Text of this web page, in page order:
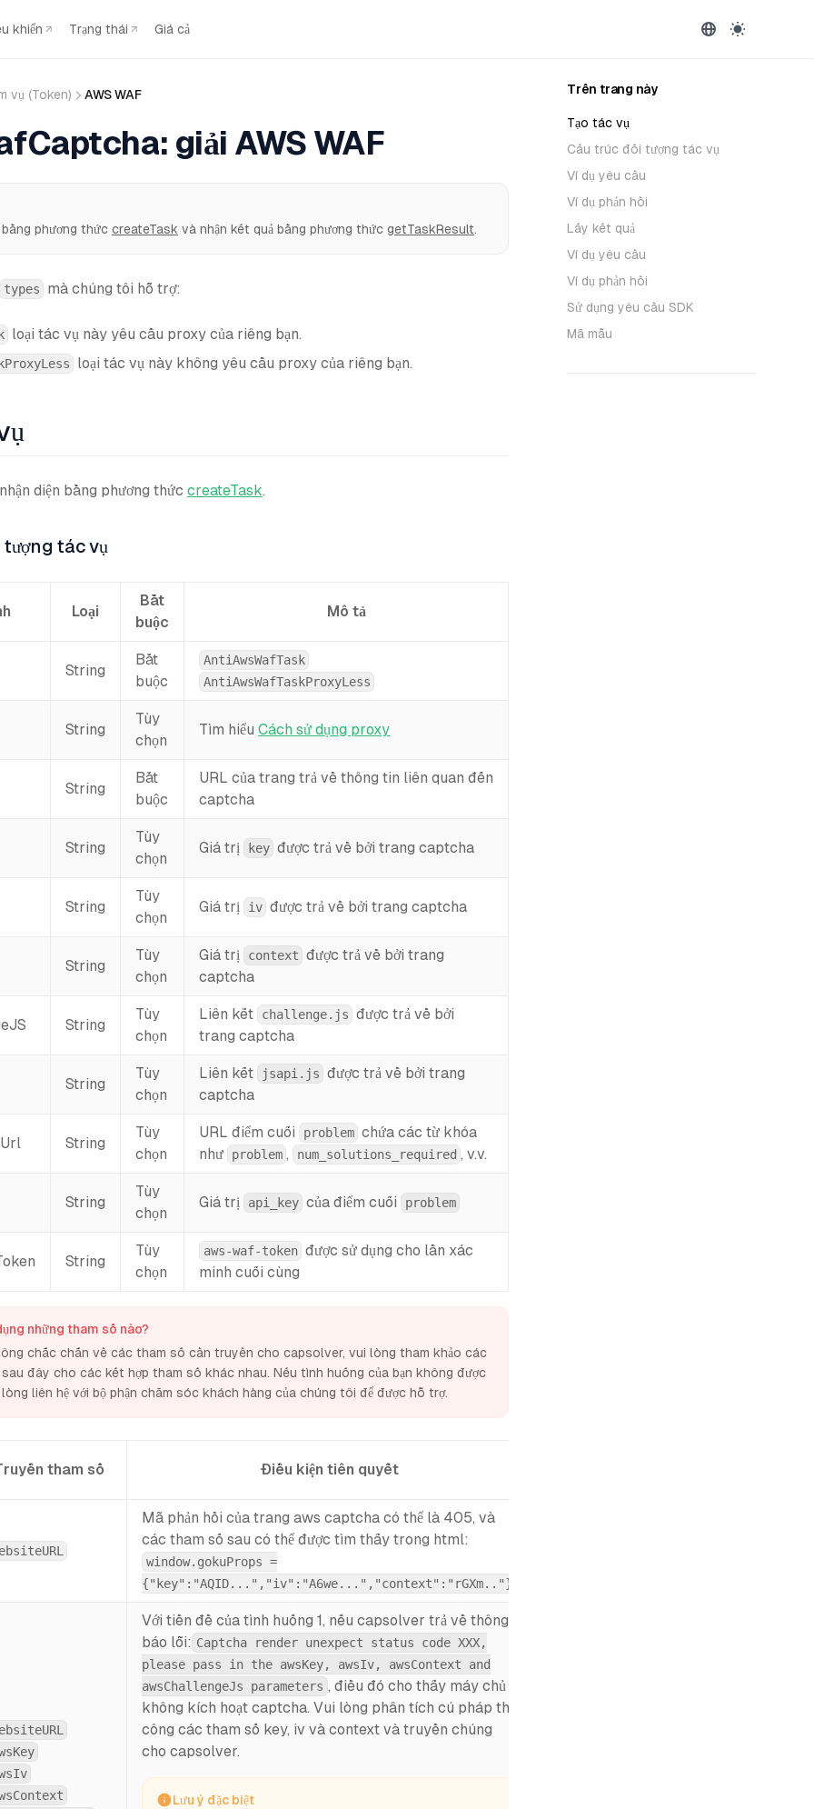
khiển Trạng thái Giá cả
Trên trang này
Tạo tác vụ
Cấu trúc đối tượng tác vụ
Ví dụ yêu cầu
Ví dụ phản hồi
Lấy kết quả
Ví dụ yêu cầu
Ví dụ phản hồi
Sử dụng yêu cầu SDK
Mã mẫu
vụ (Token) AWS WAF
giải AWS WAF
phương thức createTask và nhận kết quả bằng phương thức getTaskResult.
types mà chúng tôi hỗ trợ:
loại tác vụ này yêu cầu proxy của riêng bạn.
loại tác vụ này không yêu cầu proxy của riêng bạn.
diện bằng phương thức createTask.
tác vụ
Loại
Bắt
buộc
Mô tả
String
Bắt
buộc
AntiAwsWafTask
AntiAwsWafTaskProxyLess
String
Tùy
chọn
Tìm hiểu Cách sử dụng proxy
String
Bắt
buộc
URL của trang trả về thông tin liên quan đến
captcha
String
Tùy
chọn
Giá trị key được trả về bởi trang captcha
String
Tùy
chọn
Giá trị iv được trả về bởi trang captcha
String
Tùy
chọn
Giá trị context được trả về bởi trang
captcha
String
Tùy
chọn
Liên kết challenge.js được trả về bởi
trang captcha
String
Tùy
chọn
Liên kết jsapi.js được trả về bởi trang
captcha
String
Tùy
chọn
URL điểm cuối problem chứa các từ khóa
như
problem , num_solutions_required , v.v.
String
Tùy
chọn
Giá trị api_key của điểm cuối problem
String
Tùy
chọn
aws-waf-token được sử dụng cho lần xác
minh cuối cùng
những tham số nào?
chắc chắn về các tham số cần truyền cho capsolver, vui lòng tham khảo các
đây cho các kết hợp tham số khác nhau. Nếu tình huống của bạn không được
liên hệ với bộ phận chăm sóc khách hàng của chúng tôi để được hỗ trợ.
tham số Điều kiện tiên quyết
Mã phản hồi của trang aws captcha có thể là 405, và
các tham số sau có thể được tìm thấy trong html:
window.gokuProps =
{"key":"AQID...","iv":"A6we...","context":"rGXm.."}
Với tiền đề của tình huống 1, nếu capsolver trả về thông
báo lỗi: Captcha render unexpect status code XXX,
please pass in the awsKey, awsIv, awsContext and
awsChallengeJs parameters , điều đó cho thấy máy chủ
không kích hoạt captcha. Vui lòng phân tích cú pháp thủ
công các tham số key, iv và context và truyền chúng
cho capsolver.
Lưu ý đặc biệt